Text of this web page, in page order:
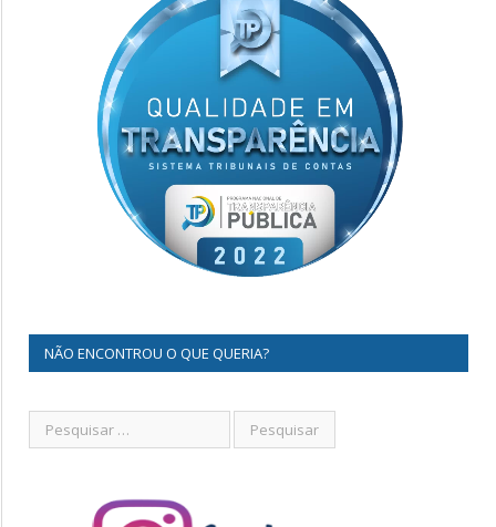
NÃO ENCONTROU O QUE QUERIA?